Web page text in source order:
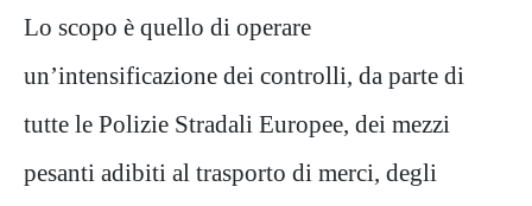
Lo scopo è quello di operare
un’intensificazione dei controlli, da parte di
tutte le Polizie Stradali Europee, dei mezzi
pesanti adibiti al trasporto di merci, degli